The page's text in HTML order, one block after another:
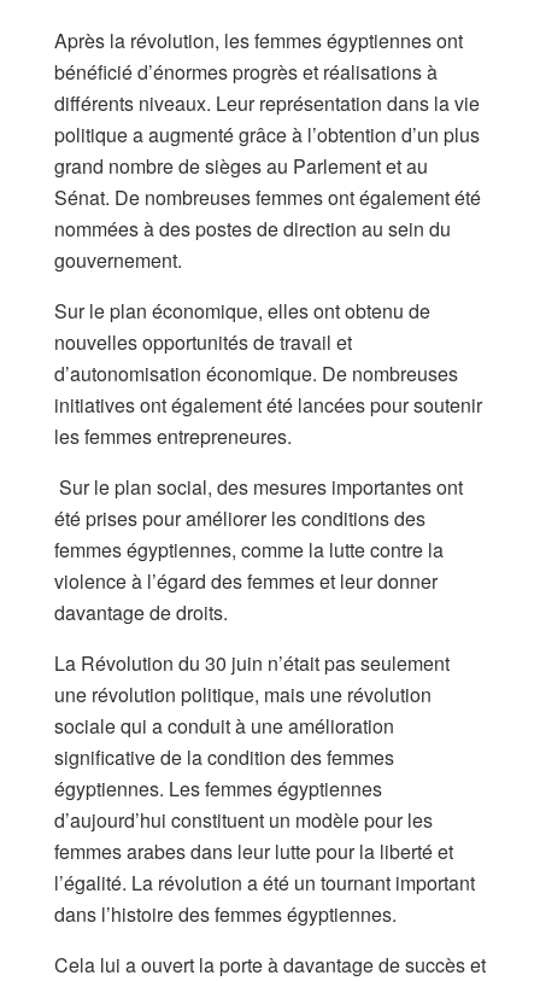
Après la révolution, les femmes égyptiennes ont
bénéficié d’énormes progrès et réalisations à
différents niveaux. Leur représentation dans la vie
politique a augmenté grâce à l’obtention d’un plus
grand nombre de sièges au Parlement et au
Sénat. De nombreuses femmes ont également été
nommées à des postes de direction au sein du
gouvernement.
Sur le plan économique, elles ont obtenu de
nouvelles opportunités de travail et
d’autonomisation économique. De nombreuses
initiatives ont également été lancées pour soutenir
les femmes entrepreneures.
Sur le plan social, des mesures importantes ont
été prises pour améliorer les conditions des
femmes égyptiennes, comme la lutte contre la
violence à l’égard des femmes et leur donner
davantage de droits.
La Révolution du 30 juin n’était pas seulement
une révolution politique, mais une révolution
sociale qui a conduit à une amélioration
significative de la condition des femmes
égyptiennes. Les femmes égyptiennes
d’aujourd’hui constituent un modèle pour les
femmes arabes dans leur lutte pour la liberté et
l’égalité. La révolution a été un tournant important
dans l’histoire des femmes égyptiennes.
Cela lui a ouvert la porte à davantage de succès et